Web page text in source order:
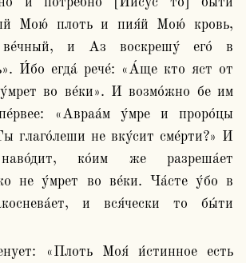
Мою́ плоть и пия́й Мою́ кровь,
ве́чный, и Аз воскрешу́ его́ в
И́бо егда́ рече́: «А́ще кто яст от
у́мрет во ве́ки». И возмо́жно бе им
«Авраа́м у́мре и проро́цы
глаго́леши не вку́сит сме́рти?» И
наво́дит, ко́им же разреша́ет
не у́мрет во ве́ки. Ча́сте у́бо в
и вся́чески то бы́ти